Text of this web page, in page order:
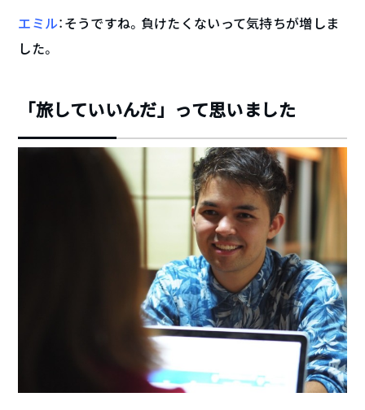
エミル：そうですね。負けたくないって気持ちが増しま
した。
「旅していいんだ」って思いました